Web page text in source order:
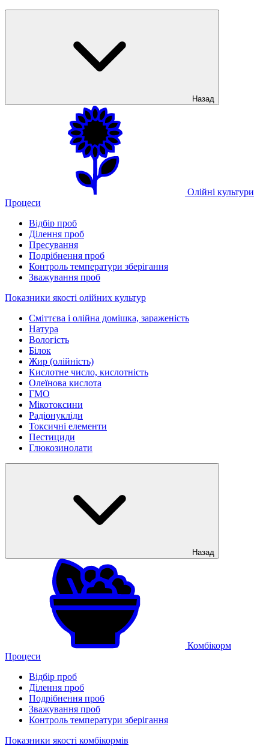
Назад
Олійні культури
Процеси
Відбір проб
Ділення проб
Пресування
Подрібнення проб
Контроль температури зберігання
Зважування проб
Показники якості олійних культур
Сміттєва і олійна домішка, зараженість
Натура
Вологість
Білок
Жир (олійність)
Кислотне число, кислотність
Олеїнова кислота
ГМО
Мікотоксини
Радіонукліди
Токсичні елементи
Пестициди
Глюкозинолати
Назад
Комбікорм
Процеси
Відбір проб
Ділення проб
Подрібнення проб
Зважування проб
Контроль температури зберігання
Показники якості комбікормів